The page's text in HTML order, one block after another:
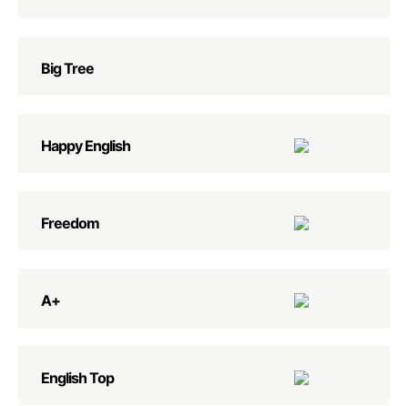
Big Tree
Happy English
Freedom
А+
English Top